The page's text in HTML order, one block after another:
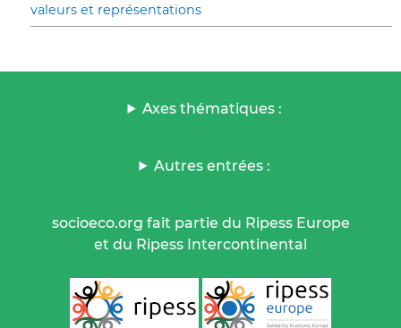
valeurs et représentations
Axes thématiques :
Autres entrées :
socioeco.org fait partie du Ripess Europe
et du Ripess Intercontinental